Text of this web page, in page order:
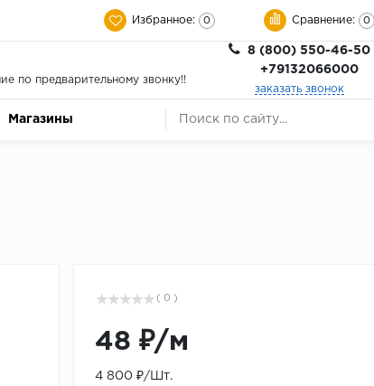
Избранное: 0 Сравнение: 0
по предварительному звонку!!
8 (800) 550-46-50
+79132066000
заказать звонок
Магазины
( 0 )
48 ₽/м
4 800 ₽/Шт.